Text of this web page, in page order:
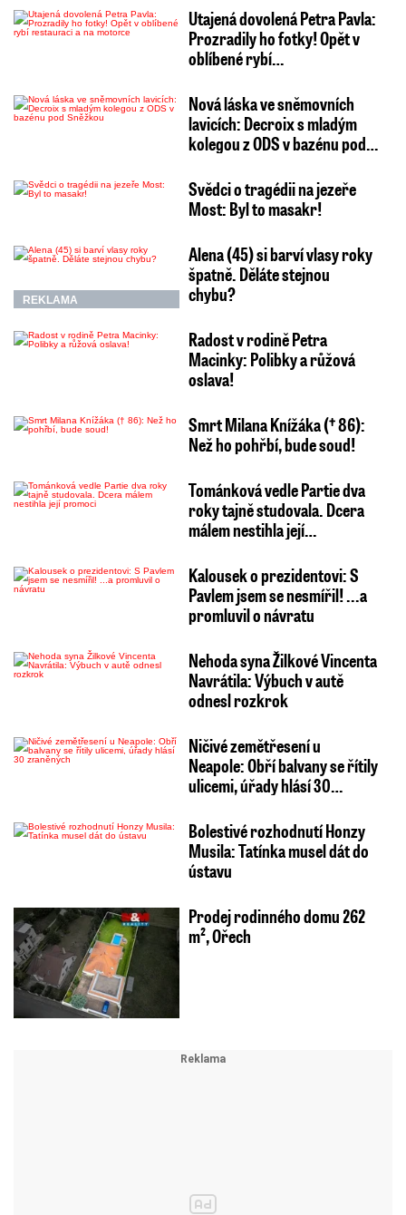
Utajená dovolená Petra Pavla:
Prozradily ho fotky! Opět v
oblíbené rybí…
Nová láska ve sněmovních
lavicích: Decroix s mladým
kolegou z ODS v bazénu pod…
Svědci o tragédii na jezeře
Most: Byl to masakr!
REKLAMA
Alena (45) si barví vlasy roky
špatně. Děláte stejnou
chybu?
Radost v rodině Petra
Macinky: Polibky a růžová
oslava!
Smrt Milana Knížáka († 86):
Než ho pohřbí, bude soud!
Tománková vedle Partie dva
roky tajně studovala. Dcera
málem nestihla její…
Kalousek o prezidentovi: S
Pavlem jsem se nesmířil! ...a
promluvil o návratu
Nehoda syna Žilkové Vincenta
Navrátila: Výbuch v autě
odnesl rozkrok
Ničivé zemětřesení u
Neapole: Obří balvany se řítily
ulicemi, úřady hlásí 30…
Bolestivé rozhodnutí Honzy
Musila: Tatínka musel dát do
ústavu
Prodej rodinného domu 262
m², Ořech